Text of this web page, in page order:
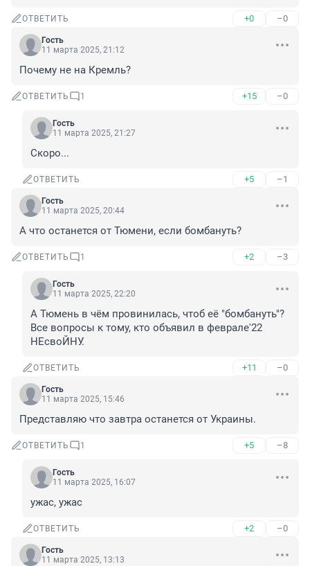
ОТВЕТИТЬ +0 –0
Гость
11 марта 2025, 21:12
Почему не на Кремль?
ОТВЕТИТЬ 1 +15 –0
Гость
11 марта 2025, 21:27
Скоро...
ОТВЕТИТЬ +5 –1
Гость
11 марта 2025, 20:44
А что останется от Тюмени, если бомбануть?
ОТВЕТИТЬ 1 +2 –3
Гость
11 марта 2025, 22:20
А Тюмень в чём провинилась, чтоб её "бомбануть"?
Все вопросы к тому, кто объявил в феврале'22
НЕсвоЙНУ.
ОТВЕТИТЬ +11 –0
Гость
11 марта 2025, 15:46
Представляю что завтра останется от Украины.
ОТВЕТИТЬ 1 +5 –8
Гость
11 марта 2025, 16:07
ужас, ужас
ОТВЕТИТЬ +2 –0
Гость
11 марта 2025, 13:13